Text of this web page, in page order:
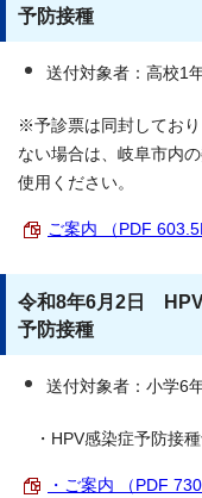
予防接種
送付対象者：高校1
※予診票は同封してお
ない場合は、岐阜市内
使用ください。
ご案内 （PDF
令和8年6月2日 HPV
予防接種
送付対象者：小学6
・HPV感染症予防接種
・ご案内 （PDF